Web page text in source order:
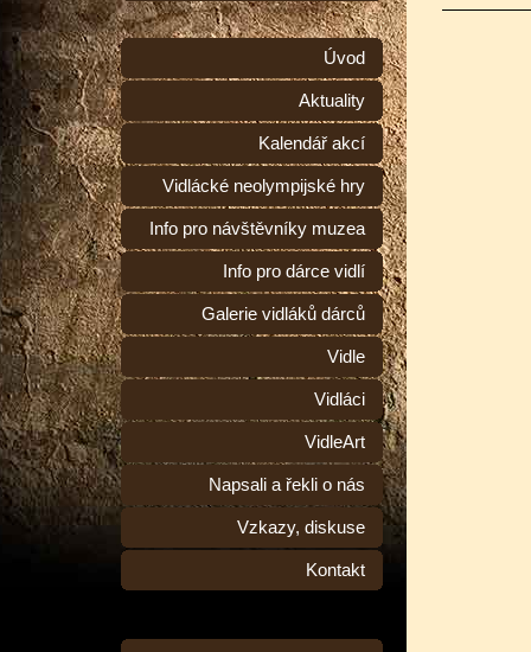
Úvod
Aktuality
Kalendář akcí
Vidlácké neolympijské hry
Info pro návštěvníky muzea
Info pro dárce vidlí
Galerie vidláků dárců
Vidle
Vidláci
VidleArt
Napsali a řekli o nás
Vzkazy, diskuse
Kontakt